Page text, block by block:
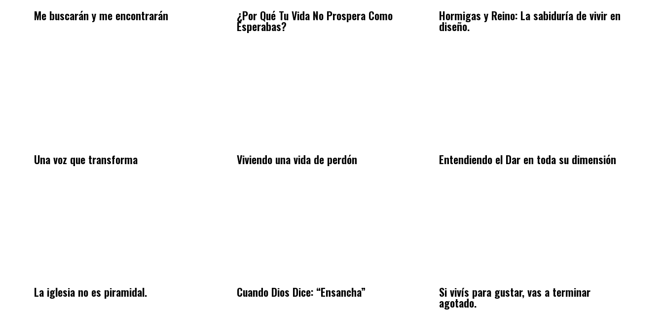
Me buscarán y me encontrarán ¿Por Qué Tu Vida No Prospera Como
Esperabas?
Hormigas y Reino: La sabiduría de vivir en
diseño.
Una voz que transforma Viviendo una vida de perdón Entendiendo el Dar en toda su dimensión
La iglesia no es piramidal. Cuando Dios Dice: “Ensancha” Si vivís para gustar, vas a terminar
agotado.